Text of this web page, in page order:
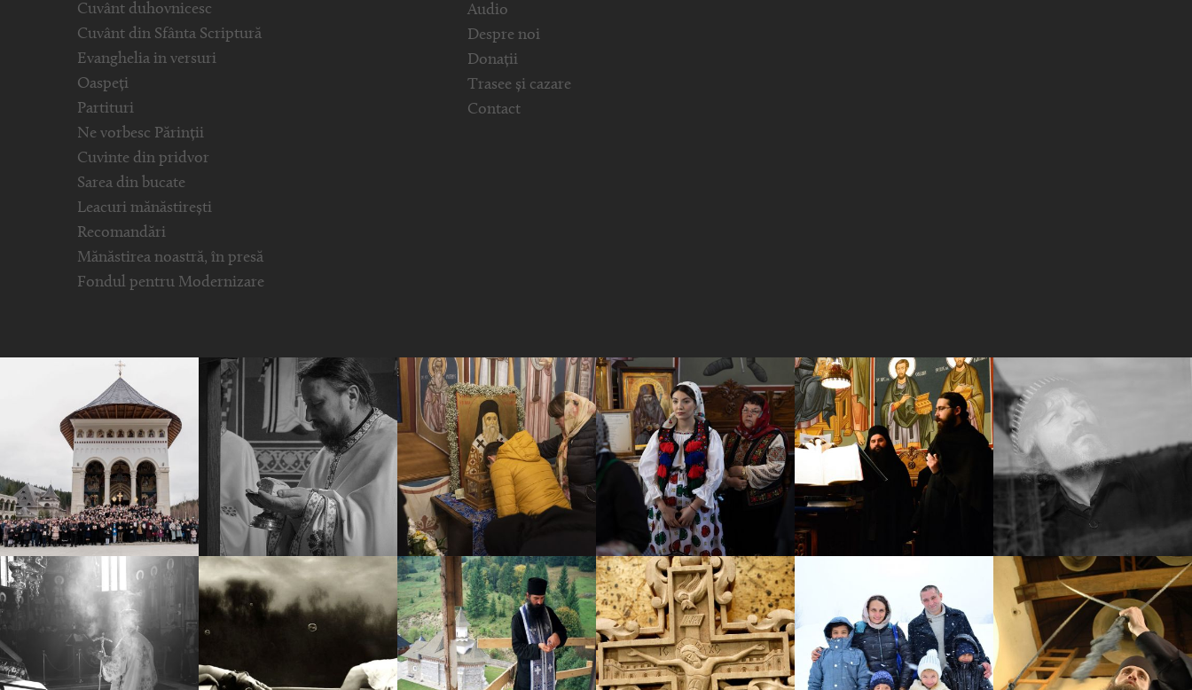
Cuvânt duhovnicesc
Cuvânt din Sfânta Scriptură
Evanghelia in versuri
Oaspeți
Partituri
Ne vorbesc Părinții
Cuvinte din pridvor
Sarea din bucate
Leacuri mănăstirești
Recomandări
Mănăstirea noastră, în presă
Fondul pentru Modernizare
Audio
Despre noi
Donații
Trasee și cazare
Contact